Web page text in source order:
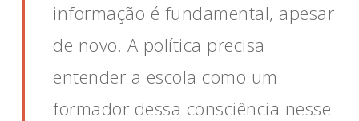
informação é fundamental, apesar
de novo. A política precisa
entender a escola como um
formador dessa consciência nesse